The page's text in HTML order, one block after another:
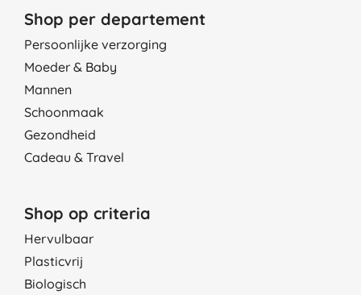
Shop per departement
Persoonlijke verzorging
Moeder & Baby
Mannen
Schoonmaak
Gezondheid
Cadeau & Travel
Shop op criteria
Hervulbaar
Plasticvrij
Biologisch